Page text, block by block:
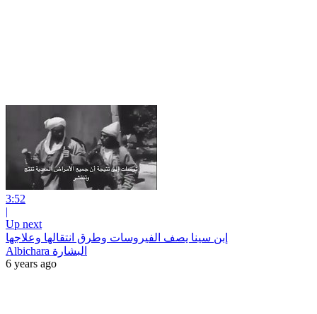
3:52
|
Up next
إبن سينا يصف الفيروسات وطرق انتقالها وعلاجها
Albichara البشارة
6 years ago